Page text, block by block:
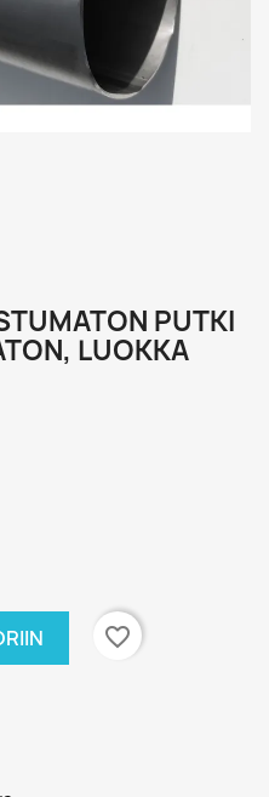
PUTKI
LUOKKA
favorite_border